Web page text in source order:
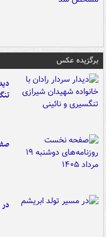
برگزیده عکس